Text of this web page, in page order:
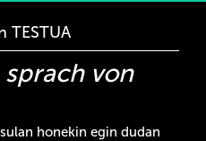
TESTUA
sprach von
honekin egin dudan